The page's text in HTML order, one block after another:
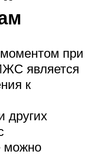
при
является
к
других
можно